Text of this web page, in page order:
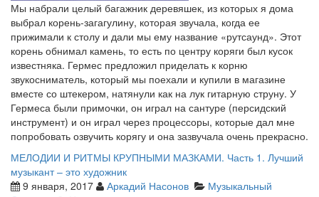
Мы набрали целый багажник деревяшек, из которых я дома
выбрал корень-загагулину, которая звучала, когда ее
прижимали к столу и дали мы ему название «рутсаунд». Этот
корень обнимал камень, то есть по центру коряги был кусок
известняка. Гермес предложил приделать к корню
звукосниматель, который мы поехали и купили в магазине
вместе со штекером, натянули как на лук гитарную струну. У
Гермеса были примочки, он играл на сантуре (персидский
инструмент) и он играл через процессоры, которые дал мне
попробовать озвучить корягу и она зазвучала очень прекрасно.
МЕЛОДИИ И РИТМЫ КРУПНЫМИ МАЗКАМИ. Часть 1. Лучший
музыкант – это художник
9 января, 2017
Аркадий Насонов
Музыкальный